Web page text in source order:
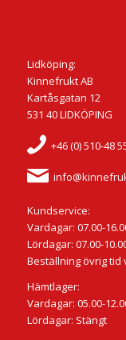
Lidköping:
Kinnefrukt AB
Kartåsgatan 12
531 40 LIDKÖPING
+46 (0) 510-48
Kundservice:
Vardagar: 07.00-
Lördagar: 07.00-
Beställning övrig tid
Hämtlager:
Vardagar: 05.00-
Lördagar: Stängt